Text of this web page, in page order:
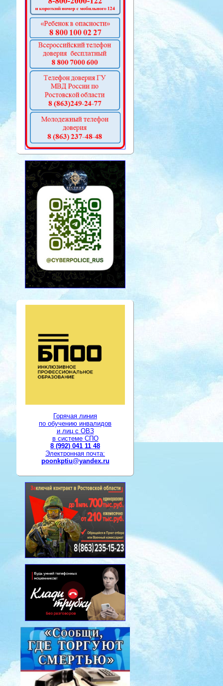
Горячая линия
по обучению инвалидов
и лиц с ОВЗ
в системе СПО
8 (992) 041 11 48
Электронная почта:
poonkptiu@yandex.ru